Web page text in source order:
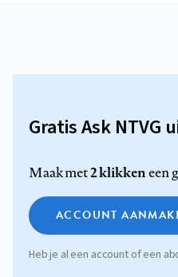
Gratis Ask NTVG
Maak met2 klikkeneen
ACCOUNT
Heb je al een account of een